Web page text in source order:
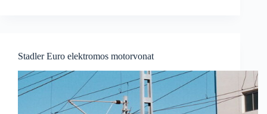
Stadler Euro elektromos motorvonat